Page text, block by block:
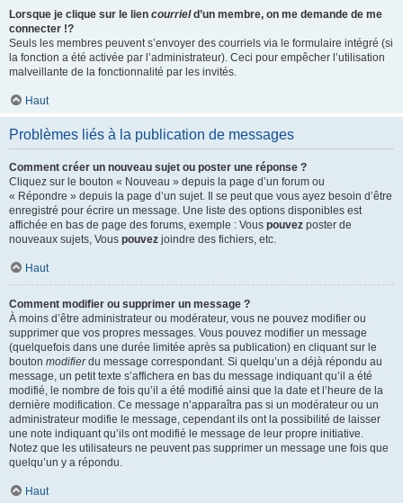
Lorsque je clique sur le lien courrield’un membre, on me demande de me
connecter !?
Seuls les membres peuvent s’envoyer des courriels via le formulaire intégré (si
la fonction a été activée par l’administrateur). Ceci pour empêcher l’utilisation
malveillante de la fonctionnalité par les invités.
Haut
Problèmes liés à la publication de messages
Comment créer un nouveau sujet ou poster une réponse ?
Cliquez sur le bouton « Nouveau » depuis la page d’un forum ou
« Répondre » depuis la page d’un sujet. Il se peut que vous ayez besoin d’être
enregistré pour écrire un message. Une liste des options disponibles est
affichée en bas de page des forums, exemple : Vous pouvez poster de
nouveaux sujets, Vous pouvez joindre des fichiers, etc.
Haut
Comment modifier ou supprimer un message ?
À moins d’être administrateur ou modérateur, vous ne pouvez modifier ou
supprimer que vos propres messages. Vous pouvez modifier un message
(quelquefois dans une durée limitée après sa publication) en cliquant sur le
bouton modifierdu message correspondant. Si quelqu’un a déjà répondu au
message, un petit texte s’affichera en bas du message indiquant qu’il a été
modifié, le nombre de fois qu’il a été modifié ainsi que la date et l’heure de la
dernière modification. Ce message n’apparaîtra pas si un modérateur ou un
administrateur modifie le message, cependant ils ont la possibilité de laisser
une note indiquant qu’ils ont modifié le message de leur propre initiative.
Notez que les utilisateurs ne peuvent pas supprimer un message une fois que
quelqu’un y a répondu.
Haut